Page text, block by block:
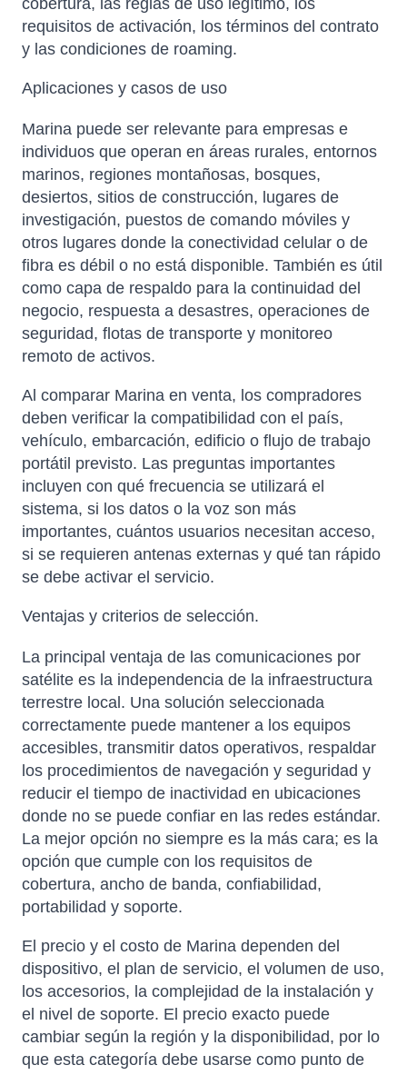
cobertura, las reglas de uso legítimo, los
requisitos de activación, los términos del contrato
y las condiciones de roaming.
Aplicaciones y casos de uso
Marina puede ser relevante para empresas e
individuos que operan en áreas rurales, entornos
marinos, regiones montañosas, bosques,
desiertos, sitios de construcción, lugares de
investigación, puestos de comando móviles y
otros lugares donde la conectividad celular o de
fibra es débil o no está disponible. También es útil
como capa de respaldo para la continuidad del
negocio, respuesta a desastres, operaciones de
seguridad, flotas de transporte y monitoreo
remoto de activos.
Al comparar Marina en venta, los compradores
deben verificar la compatibilidad con el país,
vehículo, embarcación, edificio o flujo de trabajo
portátil previsto. Las preguntas importantes
incluyen con qué frecuencia se utilizará el
sistema, si los datos o la voz son más
importantes, cuántos usuarios necesitan acceso,
si se requieren antenas externas y qué tan rápido
se debe activar el servicio.
Ventajas y criterios de selección.
La principal ventaja de las comunicaciones por
satélite es la independencia de la infraestructura
terrestre local. Una solución seleccionada
correctamente puede mantener a los equipos
accesibles, transmitir datos operativos, respaldar
los procedimientos de navegación y seguridad y
reducir el tiempo de inactividad en ubicaciones
donde no se puede confiar en las redes estándar.
La mejor opción no siempre es la más cara; es la
opción que cumple con los requisitos de
cobertura, ancho de banda, confiabilidad,
portabilidad y soporte.
El precio y el costo de Marina dependen del
dispositivo, el plan de servicio, el volumen de uso,
los accesorios, la complejidad de la instalación y
el nivel de soporte. El precio exacto puede
cambiar según la región y la disponibilidad, por lo
que esta categoría debe usarse como punto de